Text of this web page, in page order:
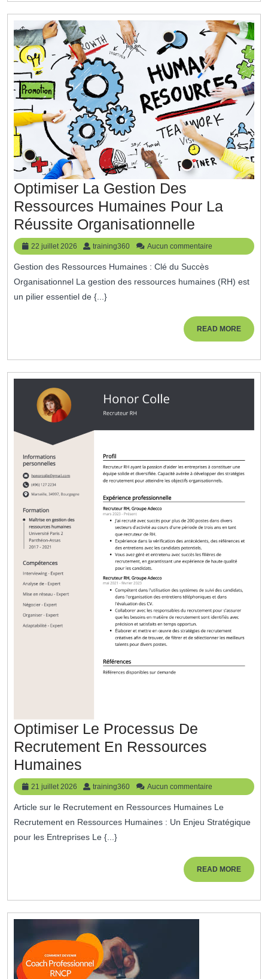
Une
Opportunité
À
Saisir
Optimiser La Gestion Des
Ressources Humaines Pour La
Réussite Organisationnelle
La
Gestion
Des
Humaines
Pour
22 juillet 2026
22
juillet
2026
training360 training360
Aucun commentaire
Gestion des Ressources Humaines : Clé du Succès
Organisationnel La gestion des ressources humaines (RH) est
un pilier essentiel de {...}
READ MOREREAD
MORE
Optimiser Le Processus De
Recrutement En Ressources
Humaines
Le
Processus
De
Recrutement
21 juillet 2026
21
juillet
2026
training360 training360
Aucun commentaire
Article sur le Recrutement en Ressources Humaines Le
Recrutement en Ressources Humaines : Un Enjeu Stratégique
pour les Entreprises Le {...}
READ MOREREAD
MORE